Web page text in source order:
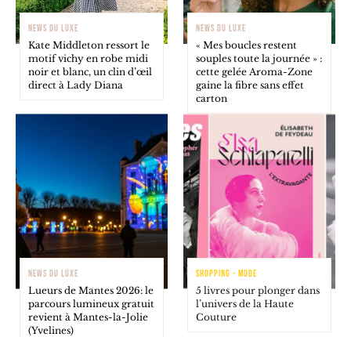
NEWS DU LUXE
Kate Middleton ressort le
motif vichy en robe midi
noir et blanc, un clin d’œil
direct à Lady Diana
NEWS DU LUXE
« Mes boucles restent
souples toute la journée » :
cette gelée Aroma-Zone
gaine la fibre sans effet
carton
NEWS DU LUXE
Lueurs de Mantes 2026: le
parcours lumineux gratuit
revient à Mantes-la-Jolie
(Yvelines)
SHOPPING - MODE
5 livres pour plonger dans
l’univers de la Haute
Couture